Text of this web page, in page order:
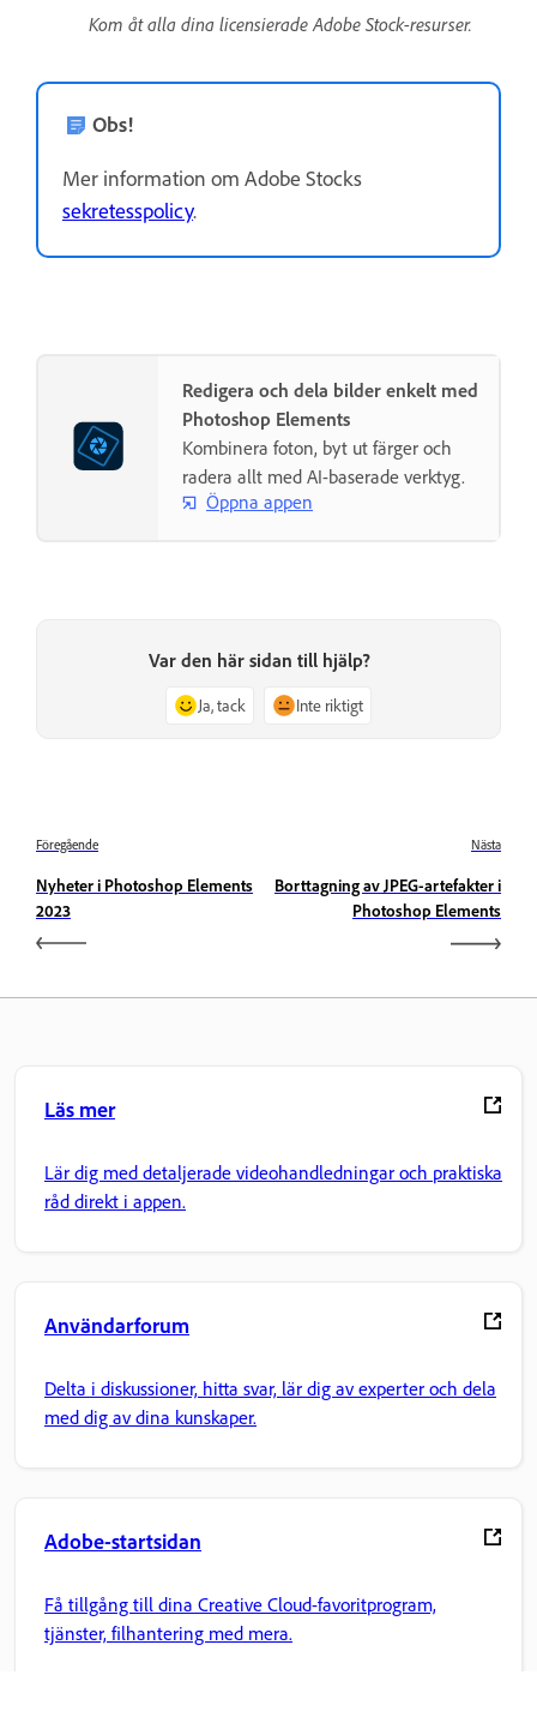
Kom åt alla dina licensierade Adobe Stock-resurser.
Obs!
Mer information om Adobe Stocks
sekretesspolicy.
Redigera och dela bilder enkelt med
Photoshop Elements
Kombinera foton, byt ut färger och
radera allt med AI-baserade verktyg.
Öppna appen
Var den här sidan till hjälp?
Ja, tack Inte riktigt
Föregående
Nyheter i Photoshop Elements
2023
Nästa
Borttagning av JPEG-artefakter i
Photoshop Elements
Läs mer
Lär dig med detaljerade videohandledningar och praktiska
råd direkt i appen.
Användarforum
Delta i diskussioner, hitta svar, lär dig av experter och dela
med dig av dina kunskaper.
Adobe-startsidan
Få tillgång till dina Creative Cloud-favoritprogram,
tjänster, filhantering med mera.